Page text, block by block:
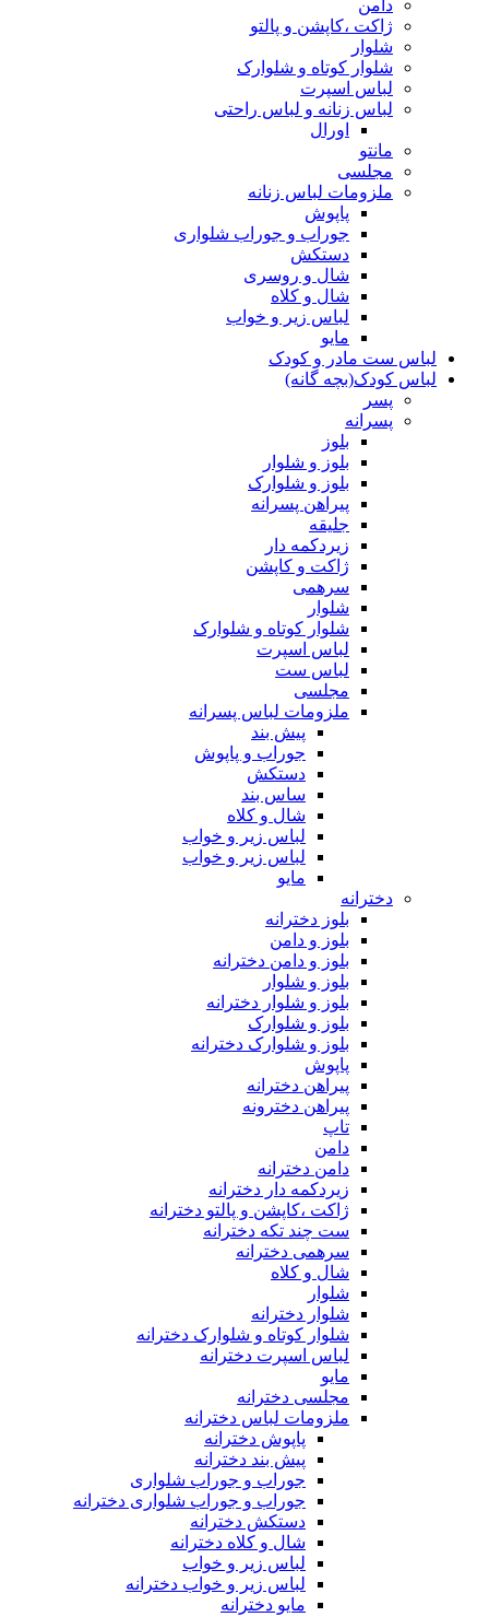
دامن
ژاکت ،کاپشن و پالتو
شلوار
شلوار کوتاه و شلوارک
لباس اسپرت
لباس زنانه و لباس راحتی
اورال
مانتو
مجلسی
ملزومات لباس زنانه
پاپوش
جوراب و جوراب شلواری
دستکش
شال و روسری
شال و کلاه
لباس زیر و خواب
مایو
لباس ست مادر و کودک
لباس کودک(بچه گانه)
پسر
پسرانه
بلوز
بلوز و شلوار
بلوز و شلوارک
پیراهن پسرانه
جلیقه
زیردکمه دار
ژاکت و کاپشن
سرهمی
شلوار
شلوار کوتاه و شلوارک
لباس اسپرت
لباس ست
مجلسی
ملزومات لباس پسرانه
پیش بند
جوراب و پاپوش
دستکش
ساس بند
شال و کلاه
لباس زیر و خواب
لباس زیر و خواب
مایو
دخترانه
بلوز دخترانه
بلوز و دامن
بلوز و دامن دخترانه
بلوز و شلوار
بلوز و شلوار دخترانه
بلوز و شلوارک
بلوز و شلوارک دخترانه
پاپوش
پیراهن دخترانه
پیراهن دخترونه
تاپ
دامن
دامن دخترانه
زیردکمه دار دخترانه
ژاکت ،کاپشن و پالتو دخترانه
ست چند تکه دخترانه
سرهمی دخترانه
شال و کلاه
شلوار
شلوار دخترانه
شلوار کوتاه و شلوارک دخترانه
لباس اسپرت دخترانه
مایو
مجلسی دخترانه
ملزومات لباس دخترانه
پاپوش دخترانه
پیش بند دخترانه
جوراب و جوراب شلواری
جوراب و جوراب شلواری دخترانه
دستکش دخترانه
شال و کلاه دخترانه
لباس زیر و خواب
لباس زیر و خواب دخترانه
مایو دخترانه